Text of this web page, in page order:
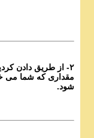
۲- از طریق دادن
مقداری که شما می
شود.